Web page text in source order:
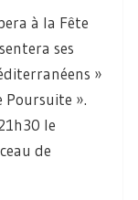
à la Fête
ses
»
».
le
de